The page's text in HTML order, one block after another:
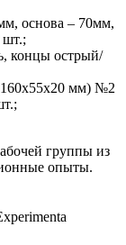
основа – 70мм,
шт.;
концы острый/
мм) №2
группы из
опыты.